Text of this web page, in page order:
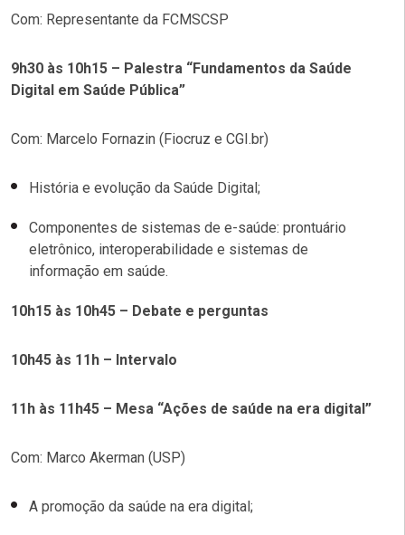
Com: Representante da FCMSCSP
9h30 às 10h15 – Palestra “Fundamentos da Saúde
Digital em Saúde Pública”
Com: Marcelo Fornazin (Fiocruz e CGI.br)
História e evolução da Saúde Digital;
Componentes de sistemas de e-saúde: prontuário
eletrônico, interoperabilidade e sistemas de
informação em saúde.
10h15 às 10h45 – Debate e perguntas
10h45 às 11h – Intervalo
11h às 11h45 – Mesa “Ações de saúde na era digital”
Com: Marco Akerman (USP)
A promoção da saúde na era digital;